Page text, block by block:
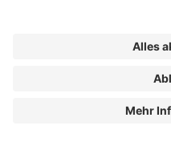
GAO Gesundheits-
Onischka UG